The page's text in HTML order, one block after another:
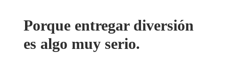
Porque entregar diversión
es algo muy serio.